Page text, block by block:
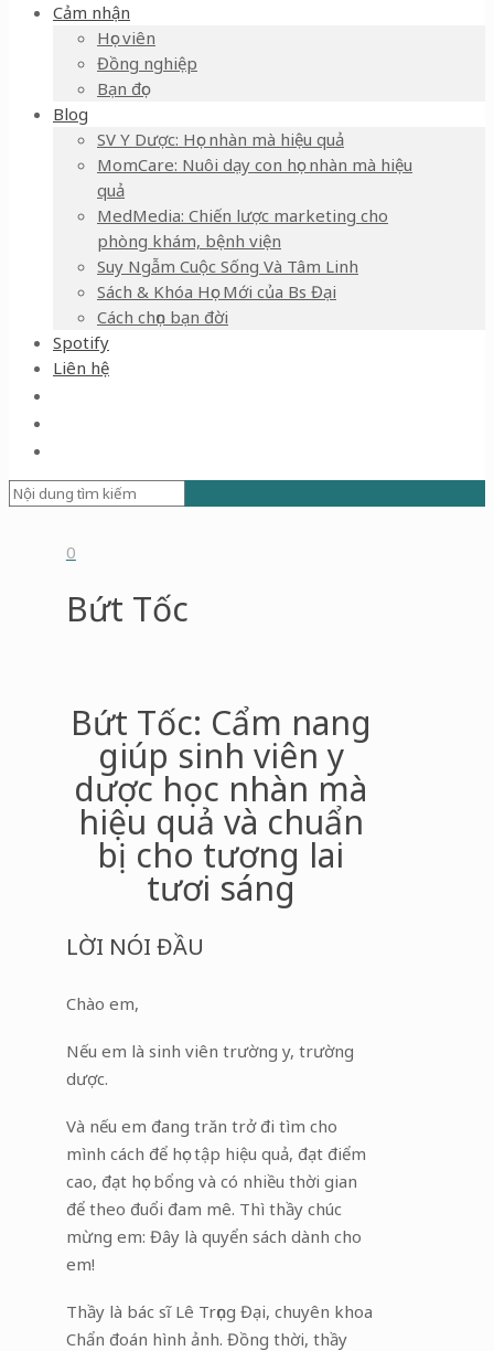
Cảm nhận
Học viên
Đồng nghiệp
Bạn đọc
Blog
SV Y Dược: Học nhàn mà hiệu quả
MomCare: Nuôi dạy con học nhàn mà hiệu
quả
MedMedia: Chiến lược marketing cho
phòng khám, bệnh viện
Suy Ngẫm Cuộc Sống Và Tâm Linh
Sách & Khóa Học Mới của Bs Đại
Cách chọn bạn đời
Spotify
Liên hệ
0
Bứt Tốc
Bứt Tốc: Cẩm nang
giúp sinh viên y
dược học nhàn mà
hiệu quả và chuẩn
bị cho tương lai
tươi sáng
LỜI NÓI ĐẦU
Chào em,
Nếu em là sinh viên trường y, trường
dược.
Và nếu em đang trăn trở đi tìm cho
mình cách để học tập hiệu quả, đạt điểm
cao, đạt học bổng và có nhiều thời gian
để theo đuổi đam mê. Thì thầy chúc
mừng em: Đây là quyển sách dành cho
em!
Thầy là bác sĩ Lê Trọng Đại, chuyên khoa
Chẩn đoán hình ảnh. Đồng thời, thầy